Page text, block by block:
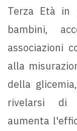
Terza Età in
bambini,
associazioni
alla
della
rivelarsi di
aumenta